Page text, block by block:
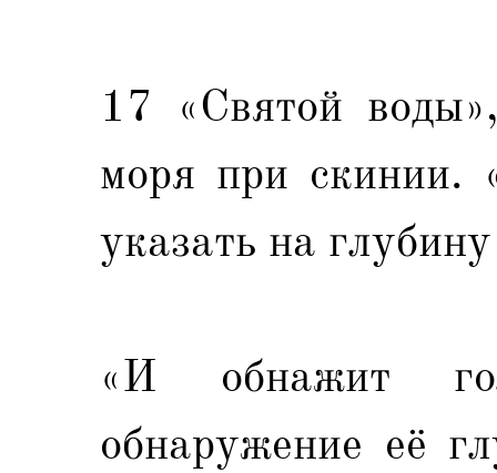
17 «Святой
моря при скинии.
указать на
«И обнажит
обнаружение её